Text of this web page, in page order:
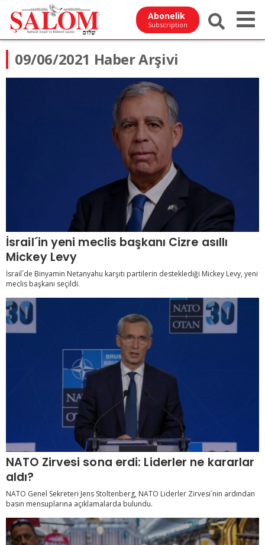
Abonelik
Subscription
09/06/2021 Haber Arşivi
İsrail´in yeni meclis başkanı Cizre asıllı
Mickey Levy
İsrail´de Binyamin Netanyahu karşıtı partilerin desteklediği Mickey Levy, yeni
meclis başkanı seçildi.
NATO Zirvesi sona erdi: Liderler ne kararlar
aldı?
NATO Genel Sekreteri Jens Stoltenberg, NATO Liderler Zirvesi´nin ardından
basın mensuplarına açıklamalarda bulundu.